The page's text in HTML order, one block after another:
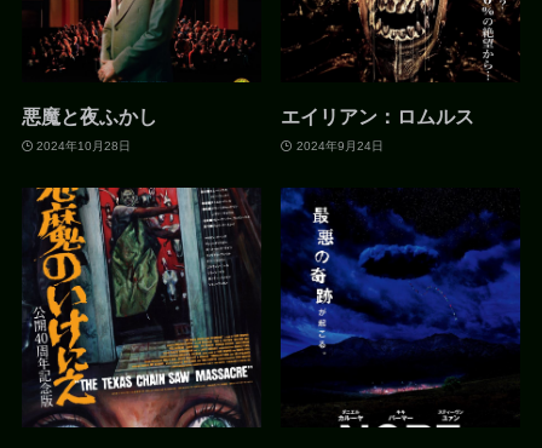
悪魔と夜ふかし
2024年10月28日
エイリアン：ロムルス
2024年9月24日